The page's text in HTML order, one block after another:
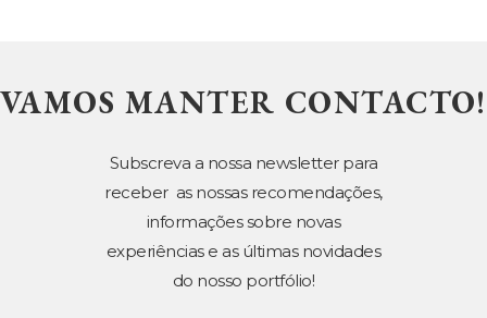
VAMOS MANTER CONTACTO!
Subscreva a nossa newsletter para
receber as nossas recomendações,
informações sobre novas
experiências e as últimas novidades
do nosso portfólio!